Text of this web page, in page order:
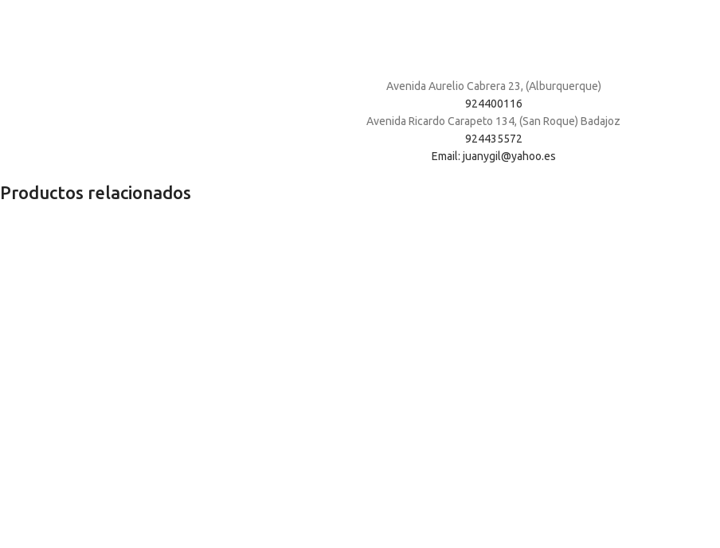
Avenida Aurelio Cabrera 23, (Alburquerque)
924400116
Avenida Ricardo Carapeto 134, (San Roque) Badajoz
924435572
Email: juanygil@yahoo.es
Productos relacionados